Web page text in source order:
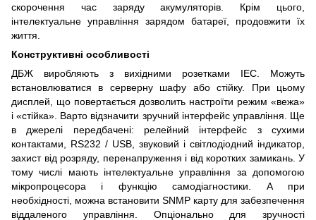
скорочення час заряду акумуляторів. Крім цього,
інтелектуальне управління зарядом батареї, продовжити їх
життя.
Конструктивні особливості
ДБЖ виробляють з вихідними розетками IEC. Можуть
встановлюватися в серверну шафу або стійку. При цьому
дисплей, що повертається дозволить настроїти режим «вежа»
і «стійка». Варто відзначити зручний інтерфейс управління. Ще
в джерелі передбачені: релейний інтерфейс з сухими
контактами, RS232 / USB, звуковий і світлодіодний індикатор,
захист від розряду, перенапруження і від коротких замикань. У
тому числі мають інтелектуальне управління за допомогою
мікропроцесора і функцію самодіагностики. А при
необхідності, можна встановити SNMP карту для забезпечення
віддаленого управління. Опціонально для зручності